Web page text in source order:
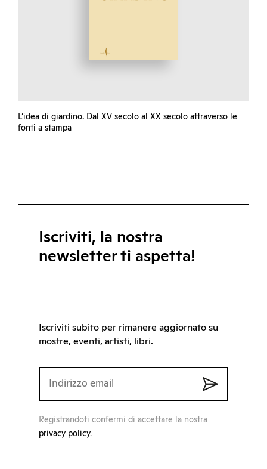
L’idea di giardino. Dal XV secolo al XX secolo attraverso le
fonti a stampa
Iscriviti, la nostra
newsletter ti aspetta!
Iscriviti subito per rimanere aggiornato su
mostre, eventi, artisti, libri.
Registrandoti confermi di accettare la nostra
privacy policy.